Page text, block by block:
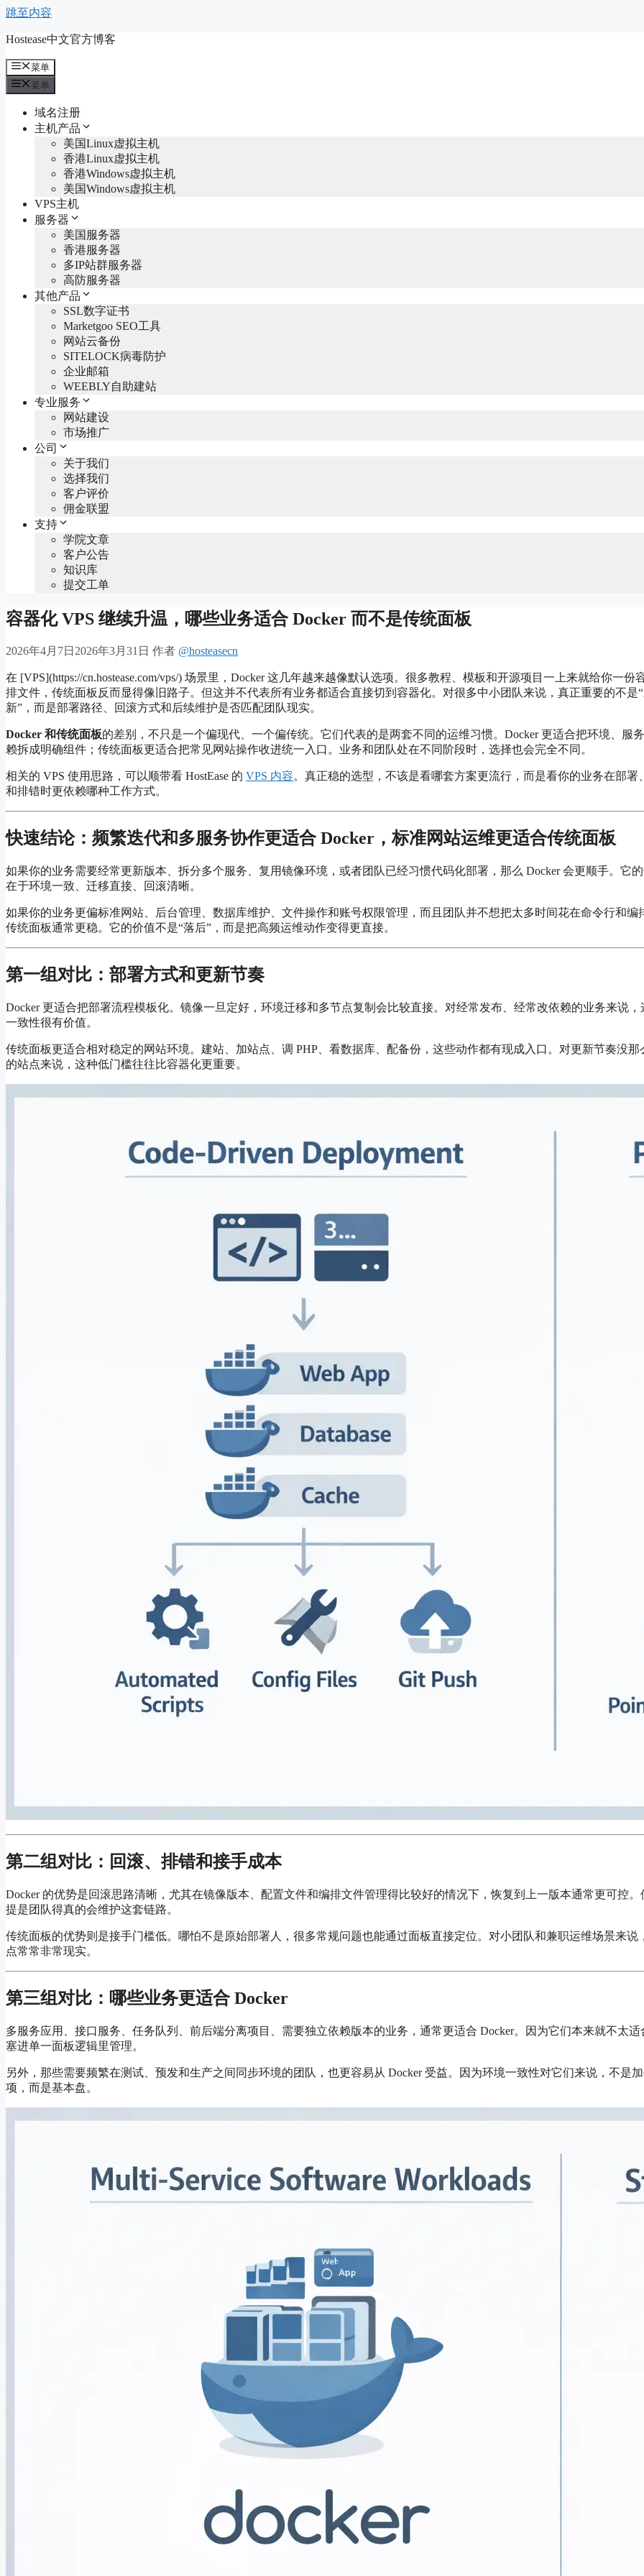
跳至内容
Hostease中文官方博客
菜单
菜单
域名注册
主机产品
美国Linux虚拟主机
香港Linux虚拟主机
香港Windows虚拟主机
美国Windows虚拟主机
VPS主机
服务器
美国服务器
香港服务器
多IP站群服务器
高防服务器
其他产品
SSL数字证书
Marketgoo SEO工具
网站云备份
SITELOCK病毒防护
企业邮箱
WEEBLY自助建站
专业服务
网站建设
市场推广
公司
关于我们
选择我们
客户评价
佣金联盟
支持
学院文章
客户公告
知识库
提交工单
容器化 VPS 继续升温，哪些业务适合 Docker 而不是传统面板
2026年4月7日 2026年3月31日 作者 @hosteasecn
在 [VPS](https://cn.hostease.com/vps/) 场景里，Docker 这几年越来越像默认选项。很多教程、模板和开源项目一上来就给你一份
排文件，传统面板反而显得像旧路子。但这并不代表所有业务都适合直接切到容器化。对很多中小团队来说，真正重要的不是
新”，而是部署路径、回滚方式和后续维护是否匹配团队现实。
Docker 和传统面板的差别，不只是一个偏现代、一个偏传统。它们代表的是两套不同的运维习惯。Docker 更适合把环境、服
赖拆成明确组件；传统面板更适合把常见网站操作收进统一入口。业务和团队处在不同阶段时，选择也会完全不同。
相关的 VPS 使用思路，可以顺带看 HostEase 的 VPS 内容。真正稳的选型，不该是看哪套方案更流行，而是看你的业务在部署
和排错时更依赖哪种工作方式。
快速结论：频繁迭代和多服务协作更适合 Docker，标准网站运维更适合传统面板
如果你的业务需要经常更新版本、拆分多个服务、复用镜像环境，或者团队已经习惯代码化部署，那么 Docker 会更顺手。它
在于环境一致、迁移直接、回滚清晰。
如果你的业务更偏标准网站、后台管理、数据库维护、文件操作和账号权限管理，而且团队并不想把太多时间花在命令行和编
传统面板通常更稳。它的价值不是“落后”，而是把高频运维动作变得更直接。
第一组对比：部署方式和更新节奏
Docker 更适合把部署流程模板化。镜像一旦定好，环境迁移和多节点复制会比较直接。对经常发布、经常改依赖的业务来说，
一致性很有价值。
传统面板更适合相对稳定的网站环境。建站、加站点、调 PHP、看数据库、配备份，这些动作都有现成入口。对更新节奏没那
的站点来说，这种低门槛往往比容器化更重要。
第二组对比：回滚、排错和接手成本
Docker 的优势是回滚思路清晰，尤其在镜像版本、配置文件和编排文件管理得比较好的情况下，恢复到上一版本通常更可控。
提是团队得真的会维护这套链路。
传统面板的优势则是接手门槛低。哪怕不是原始部署人，很多常规问题也能通过面板直接定位。对小团队和兼职运维场景来说
点常常非常现实。
第三组对比：哪些业务更适合 Docker
多服务应用、接口服务、任务队列、前后端分离项目、需要独立依赖版本的业务，通常更适合 Docker。因为它们本来就不太适
塞进单一面板逻辑里管理。
另外，那些需要频繁在测试、预发和生产之间同步环境的团队，也更容易从 Docker 受益。因为环境一致性对它们来说，不是
项，而是基本盘。